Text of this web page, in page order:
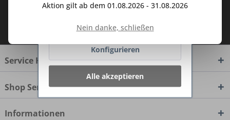
zur Kenntnis genommen.
Service Hotline
Shop Service
Informationen
Aktion gilt ab dem 01.08.2026 - 31.08.2026
Nein danke, schließen
Ablehnen
Konfigurieren
Alle akzeptieren